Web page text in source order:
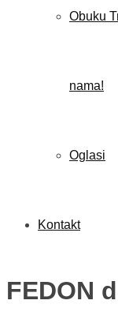
Obuku
nama!
Oglasi
Kontakt
FEDON